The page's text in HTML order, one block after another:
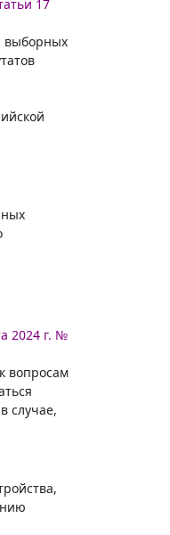
17
выборных
2024 г. №
вопросам
случае,